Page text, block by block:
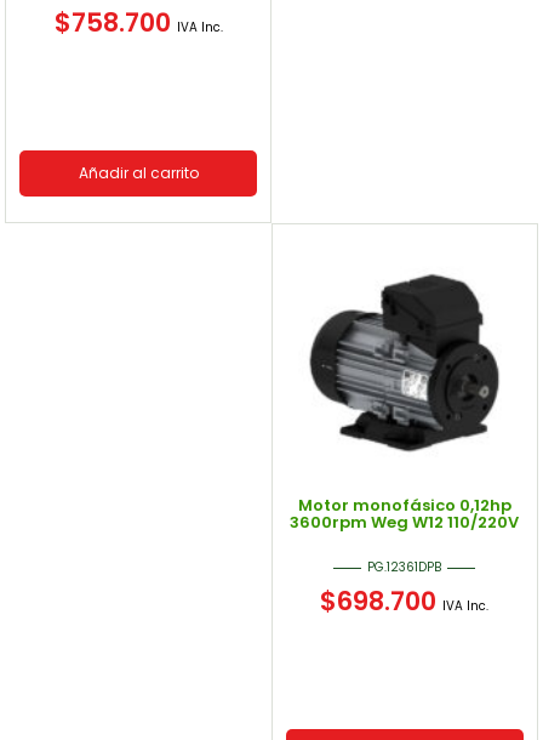
$758.700 IVA Inc.
Añadir al carrito
Motor monofásico 0,12hp
3600rpm Weg W12 110/220V
PG.12361DPB
$698.700 IVA Inc.